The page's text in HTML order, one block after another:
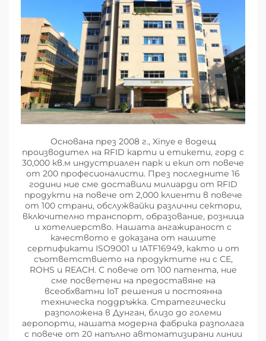
Основана през 2008 г., Xinye е водещ
производител на RFID карти и етикети, горд с
30,000 кв.м индустриален парк и екип от повече
от 200 професионалисти. През последните 16
години ние сме доставили милиарди от RFID
продукти на повече от 2,000 клиенти в повече
от 100 страни, обслужвайки различни сектори,
включително транспорт, образование, розница
и хотелиерство. Нашата ангажираност с
качеството е доказана от нашите
сертификати ISO9001 и IATF16949, както и от
съответствието на продуктите ни с CE,
ROHS и REACH. С повече от 100 патента, ние
сме посветени на предоставяне на
всеобхватни IoT решения и постоянна
техническа поддръжка. Стратегически
разположена в Дунган, близо до големи
аеропорти, нашата модерна фабрика разполага
с повече от 20 напълно автоматизирани линии